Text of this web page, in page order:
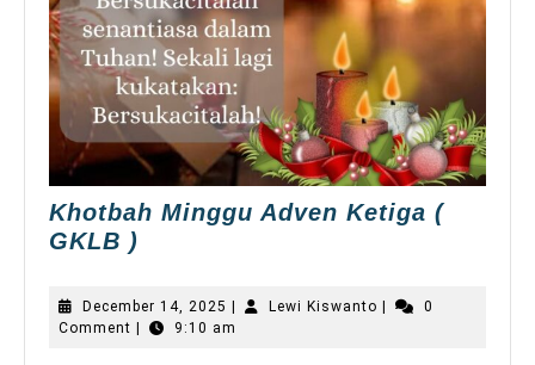
Khotbah Minggu Adven Ketiga (
GKLB )
Adven
Ketiga
December 14, 2025 December
14,
| Lewi Kiswanto Lewi
|
0
Comment | 9:10 am